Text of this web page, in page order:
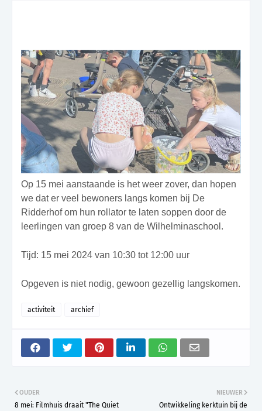
Op 15 mei aanstaande is het weer zover, dan hopen
we dat er veel bewoners langs komen bij De
Ridderhof om hun rollator te laten soppen door de
leerlingen van groep 8 van de Wilhelminaschool.
Tijd: 15 mei 2024 van 10:30 tot 12:00 uur
Opgeven is niet nodig, gewoon gezellig langskomen.
activiteit archief
NIEUWER
Ontwikkeling kerktuin bij de
OUDER
8 mei: Filmhuis draait "The Quiet